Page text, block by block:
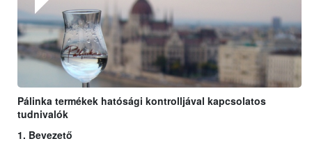
Pálinka termékek hatósági kontrolljával kapcsolatos
tudnivalók
1. Bevezető